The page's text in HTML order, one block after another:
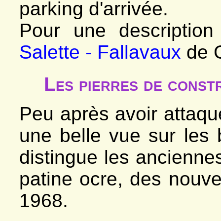
- Sousville
*Pont-Haut, demoiselles
- Susville
*Discordance Chuzins
*
Merlins, effondrement
*Carrières Versenat
*Rocher Siéroux
La carrière de gypse
Géologie et escalade
*Le cipolin
*Combe Oursière
Le col de Côte Belle
* Le vallon
- Venosc
- Villard-Saint-Christophe
*
Ciment, carrière
Chinarde, carrière
*Côte Dure
*Fontaine du Fayet
parking d'arrivée.
Pour une
Salette - Fallavaux de
Les pierres de
Peu après avoir
une belle vue sur les
distingue les
patine ocre, des
1968.